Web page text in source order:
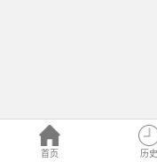
首页 历史